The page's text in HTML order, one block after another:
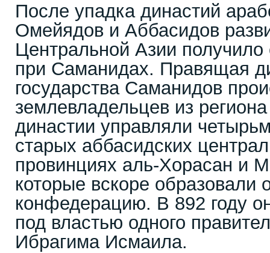
После упадка династий
Омейядов и Аббасидов
Центральной Азии получило
при Саманидах. Правящая
государства Саманидов
землевладельцев из
династии управляли
старых аббасидских
провинциях аль-Хорасан и
которые вскоре образовали
конфедерацию. В 892 году
под властью одного
Ибрагима Исмаила.